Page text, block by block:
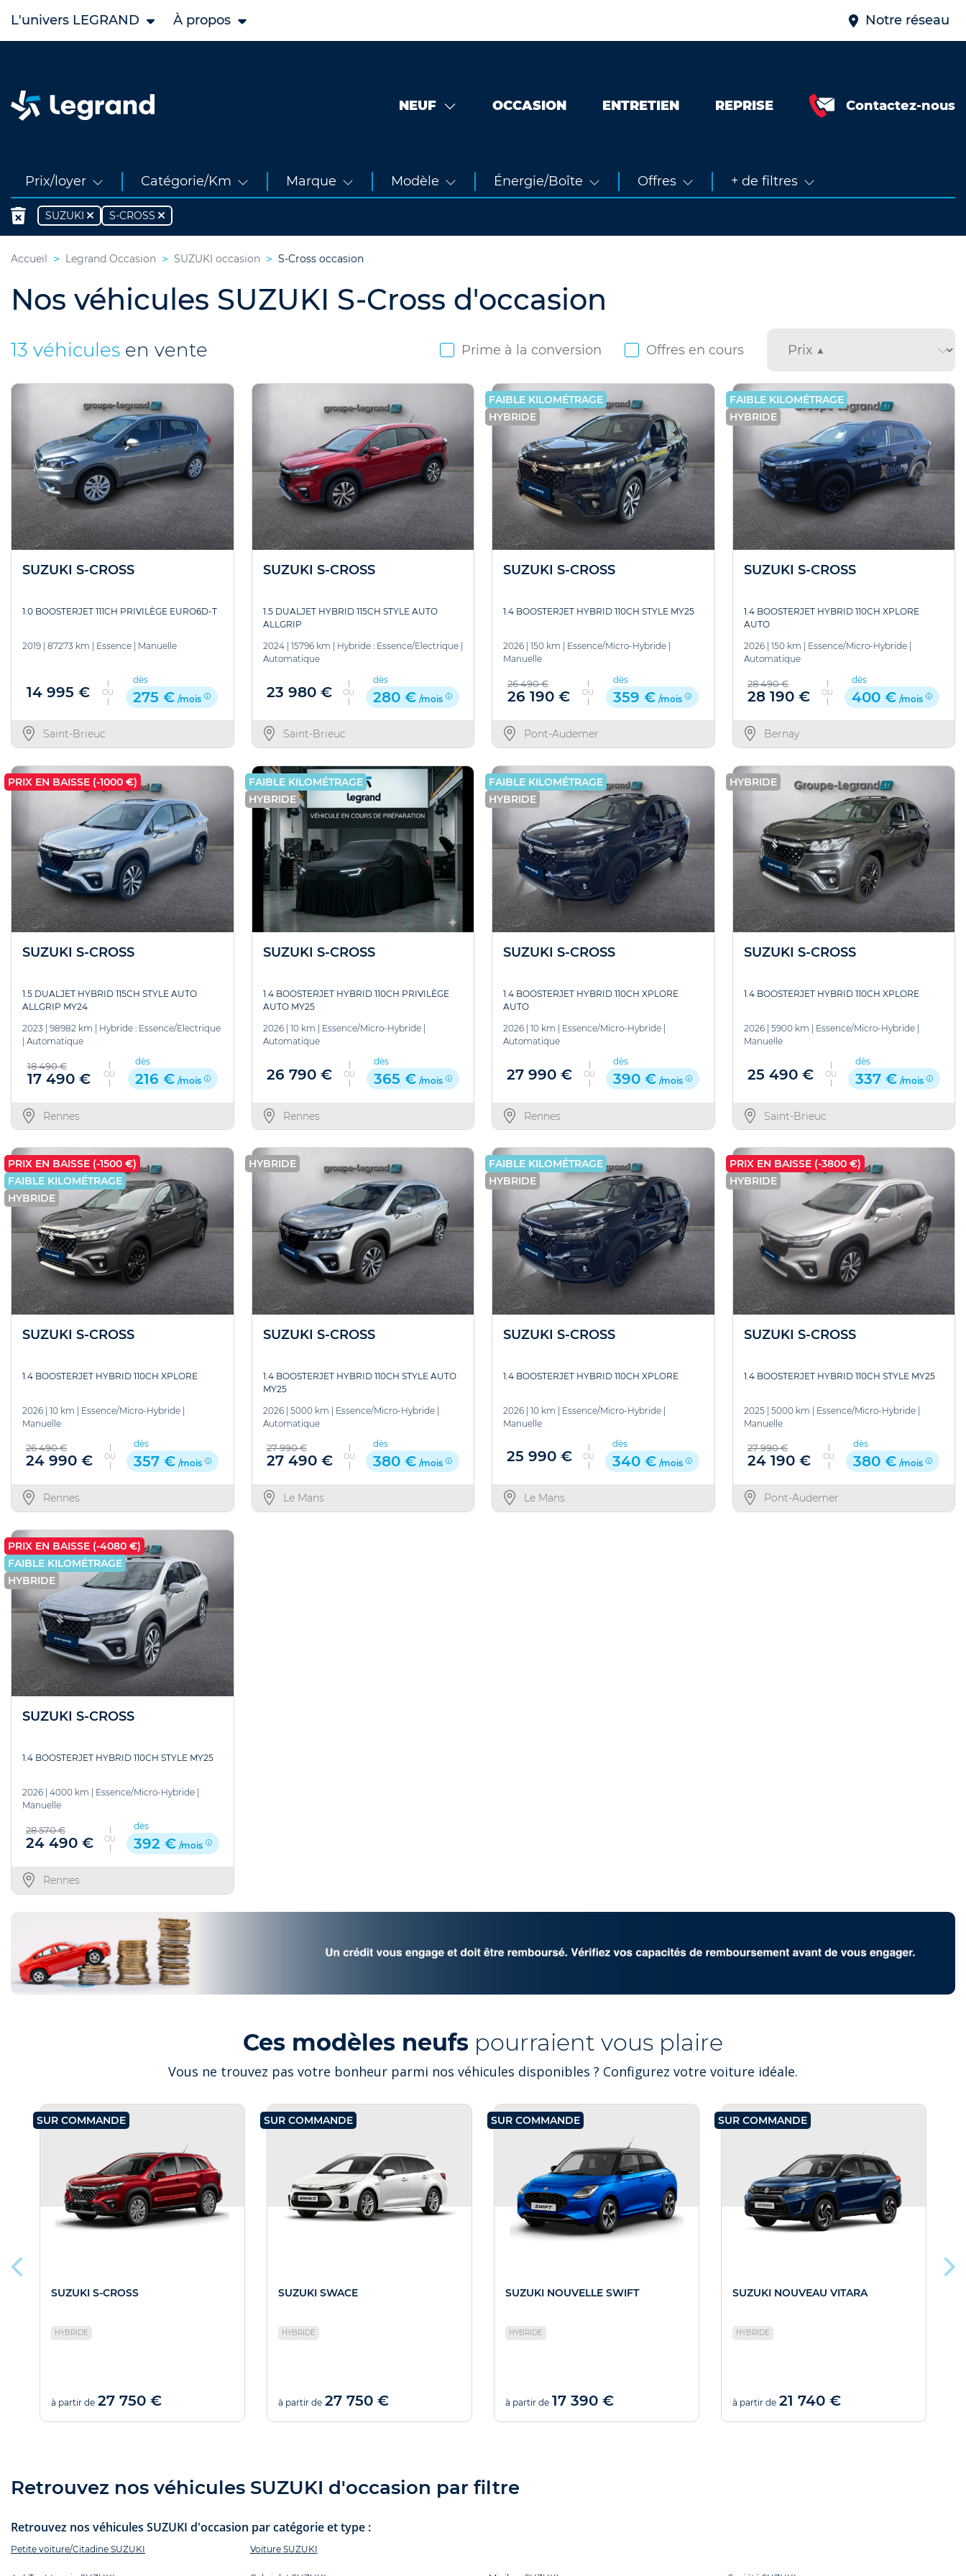
L'univers LEGRAND À propos Notre réseau
NEUF OCCASION ENTRETIEN REPRISE
Contactez-nous
Prix/loyer Catégorie/Km Marque Modèle Énergie/Boîte Offres + de filtres
SUZUKI S-CROSS
Accueil Legrand Occasion SUZUKI occasion S-Cross occasion
Nos véhicules SUZUKI S-Cross d'occasion
13 véhicules en vente Prime à la conversion Offres en cours
SUZUKI S-CROSS
1.0 BOOSTERJET 111CH PRIVILÈGE EURO6D-T
2019 87273 km Essence Manuelle
14 995 € OU
dès
275 € /mois
Saint-Brieuc
SUZUKI S-CROSS
1.5 DUALJET HYBRID 115CH STYLE AUTO
ALLGRIP
2024| 15796 km Hybride : Essence/Electrique|
Automatique
23 980 € OU
dès
280 € /mois
Saint-Brieuc
FAIBLE KILOMÉTRAGE
HYBRIDE
SUZUKI S-CROSS
1.4 BOOSTERJET HYBRID 110CH STYLE MY25
2026 150 km Essence/Micro-Hybride
Manuelle
26 490 €
26 190 € OU
dès
359 € /mois
Pont-Audemer
FAIBLE KILOMÉTRAGE
HYBRIDE
SUZUKI S-CROSS
1.4 BOOSTERJET HYBRID 110CH XPLORE
AUTO
2026| 150 km Essence/Micro-Hybride|
Automatique
28 490 €
28 190 € OU
dès
400 € /mois
Bernay
PRIX EN BAISSE (-1000 €)
SUZUKI S-CROSS
1.5 DUALJET HYBRID 115CH STYLE AUTO
ALLGRIP MY24
2023
98982 km
Hybride : Essence/Electrique
Automatique
18 490 €
17 490 € OU
dès
216 € /mois
Rennes
FAIBLE KILOMÉTRAGE
HYBRIDE
SUZUKI S-CROSS
1.4 BOOSTERJET HYBRID 110CH PRIVILÈGE
AUTO MY25
2026| 10 km Essence/Micro-Hybride|
Automatique
26 790 € OU
dès
365 € /mois
Rennes
FAIBLE KILOMÉTRAGE
HYBRIDE
SUZUKI S-CROSS
1.4 BOOSTERJET HYBRID 110CH XPLORE
AUTO
2026 10 km Essence/Micro-Hybride
Automatique
27 990 € OU
dès
390 € /mois
Rennes
HYBRIDE
SUZUKI S-CROSS
1.4 BOOSTERJET HYBRID 110CH XPLORE
2026| 5900 km Essence/Micro-Hybride|
Manuelle
25 490 € OU
dès
337 € /mois
Saint-Brieuc
PRIX EN BAISSE (-1500 €)
FAIBLE KILOMÉTRAGE
HYBRIDE
SUZUKI S-CROSS
1.4 BOOSTERJET HYBRID 110CH XPLORE
2026 | 10 km | Essence/Micro-Hybride |
Manuelle
26 490 €
24 990 € OU
dès
357 € /mois
Rennes
HYBRIDE
SUZUKI S-CROSS
1.4 BOOSTERJET HYBRID 110CH STYLE AUTO
MY25
2026| 5000 km | Essence/Micro-Hybride|
Automatique
27 990 €
27 490 € OU
dès
380 € /mois
Le Mans
FAIBLE KILOMÉTRAGE
HYBRIDE
SUZUKI S-CROSS
1.4 BOOSTERJET HYBRID 110CH XPLORE
2026 | 10 km | Essence/Micro-Hybride |
Manuelle
25 990 € OU
dès
340 € /mois
Le Mans
PRIX EN BAISSE (-3800 €)
HYBRIDE
SUZUKI S-CROSS
1.4 BOOSTERJET HYBRID 110CH STYLE MY25
2025| 5000 km | Essence/Micro-Hybride|
Manuelle
27 990 €
24 190 € OU
dès
380 € /mois
Pont-Audemer
PRIX EN BAISSE (-4080 €)
FAIBLE KILOMÉTRAGE
HYBRIDE
SUZUKI S-CROSS
1.4 BOOSTERJET HYBRID 110CH STYLE MY25
2026 4000 km Essence/Micro-Hybride
Manuelle
28 570 €
24 490 € OU
dès
392 € /mois
Rennes
Ces modèles neufs pourraient vous plaire
Vous ne trouvez pas votre bonheur parmi nos véhicules disponibles ? Configurez votre voiture idéale.
SUR COMMANDE
SUZUKI S-CROSS
HYBRIDE
à partir de 27 750 €
SUR COMMANDE
SUZUKI SWACE
HYBRIDE
à partir de 27 750 €
SUR COMMANDE
SUZUKI NOUVELLE SWIFT
HYBRIDE
à partir de 17 390 €
SUR COMMANDE
SUZUKI NOUVEAU VITARA
HYBRIDE
à partir de 21 740 €
Retrouvez nos véhicules SUZUKI d'occasion par filtre
Retrouvez nos véhicules SUZUKI d'occasion par catégorie et type :
Petite voiture/Citadine SUZUKI Voiture SUZUKI